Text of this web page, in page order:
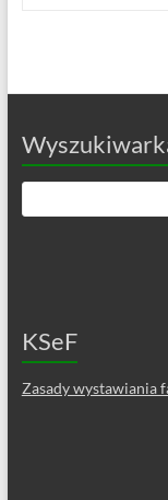
KSeF
Zasady wystawiania